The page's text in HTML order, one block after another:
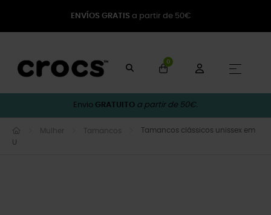
ENVÍOS GRATIS a partir de 50€
0
☰
Envio GRATUITO a partir de 50€.
Mulher Tamancos
Tamancos clássicos unissex em
U